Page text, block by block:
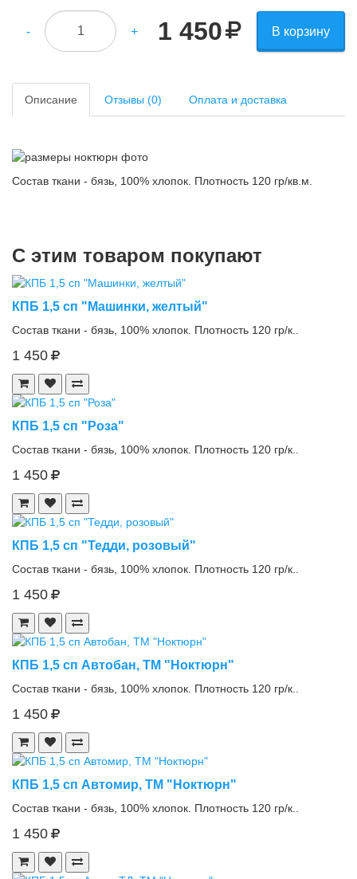
- + 1 450 В корзину
Описание Отзывы (0) Оплата и доставка
Состав ткани - бязь, 100% хлопок. Плотность 120 гр/кв.м.
С этим товаром покупают
КПБ 1,5 сп "Машинки, желтый"
Состав ткани - бязь, 100% хлопок. Плотность 120 гр/к..
1 450
КПБ 1,5 сп "Роза"
Состав ткани - бязь, 100% хлопок. Плотность 120 гр/к..
1 450
КПБ 1,5 сп "Тедди, розовый"
Состав ткани - бязь, 100% хлопок. Плотность 120 гр/к..
1 450
КПБ 1,5 сп Автобан, ТМ "Ноктюрн"
Состав ткани - бязь, 100% хлопок. Плотность 120 гр/к..
1 450
КПБ 1,5 сп Автомир, ТМ "Ноктюрн"
Состав ткани - бязь, 100% хлопок. Плотность 120 гр/к..
1 450